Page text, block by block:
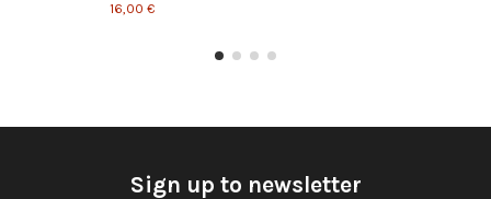
16,00 €
Sign up to newsletter